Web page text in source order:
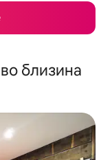
близина